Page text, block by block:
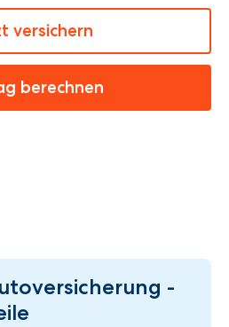
versichern
berechnen
-